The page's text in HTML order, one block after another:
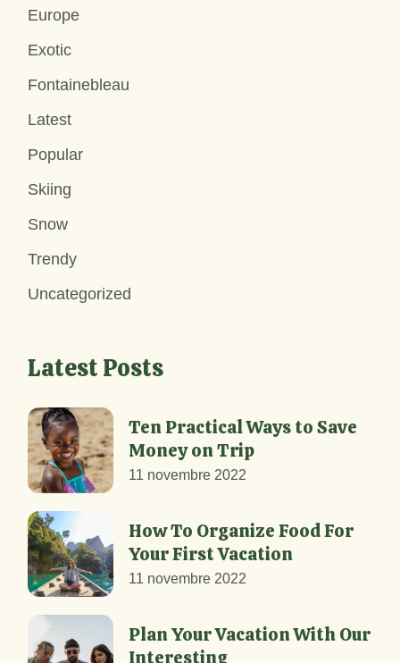
Europe
Exotic
Fontainebleau
Latest
Popular
Skiing
Snow
Trendy
Uncategorized
Latest Posts
Ten Practical Ways to Save
Money on Trip
11 novembre 2022
How To Organize Food For
Your First Vacation
11 novembre 2022
Plan Your Vacation With Our
Interesting